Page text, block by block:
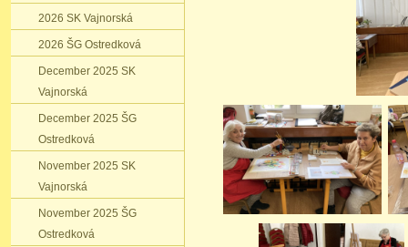
2026 SK Vajnorská
2026 ŠG Ostredková
December 2025 SK
Vajnorská
December 2025 ŠG
Ostredková
November 2025 SK
Vajnorská
November 2025 ŠG
Ostredková